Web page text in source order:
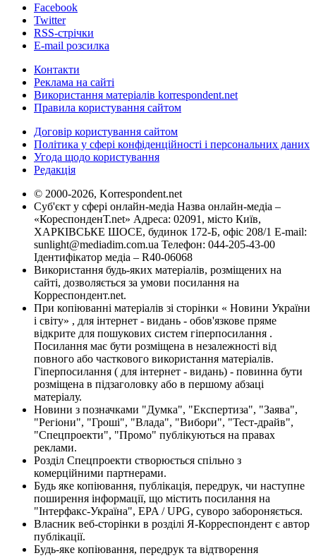
Facebook
Twitter
RSS-стрічки
E-mail розсилка
Контакти
Реклама на сайті
Використання матеріалів korrespondent.net
Правила користування сайтом
Договір користування сайтом
Політика у сфері конфіденційності і персональних даних
Угода щодо користування
Редакція
© 2000-2026, Korrespondent.net
Суб'єкт у сфері онлайн-медіа Назва онлайн-медіа –
«КореспонденТ.net» Адреса: 02091, місто Київ,
ХАРКІВСЬКЕ ШОСЕ, будинок 172-Б, офіс 208/1 E-mail:
sunlight@mediadim.com.ua Телефон: 044-205-43-00
Ідентифікатор медіа – R40-06068
Використання будь-яких матеріалів, розміщених на
сайті, дозволяється за умови посилання на
Корреспондент.net.
При копіюванні матеріалів зі сторінки « Новини України
і світу» , для інтернет - видань - обов'язкове пряме
відкрите для пошукових систем гіперпосилання .
Посилання має бути розміщена в незалежності від
повного або часткового використання матеріалів.
Гіперпосилання ( для інтернет - видань) - повинна бути
розміщена в підзаголовку або в першому абзаці
матеріалу.
Новини з позначками "Думка", "Експертиза", "Заява",
"Регіони", "Гроші", "Влада", "Вибори", "Тест-драйв",
"Спецпроекти", "Промо" публікуються на правах
реклами.
Розділ Спецпроекти створюється спільно з
комерційними партнерами.
Будь яке копіювання, публікація, передрук, чи наступне
поширення інформації, що містить посилання на
"Інтерфакс-Україна", EPA / UPG, суворо забороняється.
Власник веб-сторінки в розділі Я-Корреспондент є автор
публікації.
Будь-яке копіювання, передрук та відтворення